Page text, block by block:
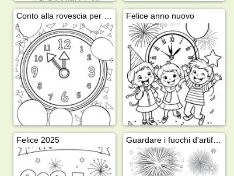
Felice anno nuovo
Felice 2025 Guardare i fuochi d'artificio